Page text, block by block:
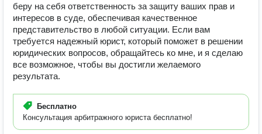
беру на себя ответственность за защиту ваших прав и
интересов в суде, обеспечивая качественное
представительство в любой ситуации. Если вам
требуется надежный юрист, который поможет в решении
юридических вопросов, обращайтесь ко мне, и я сделаю
все возможное, чтобы вы достигли желаемого
результата.
Бесплатно
Консультация арбитражного юриста бесплатно!